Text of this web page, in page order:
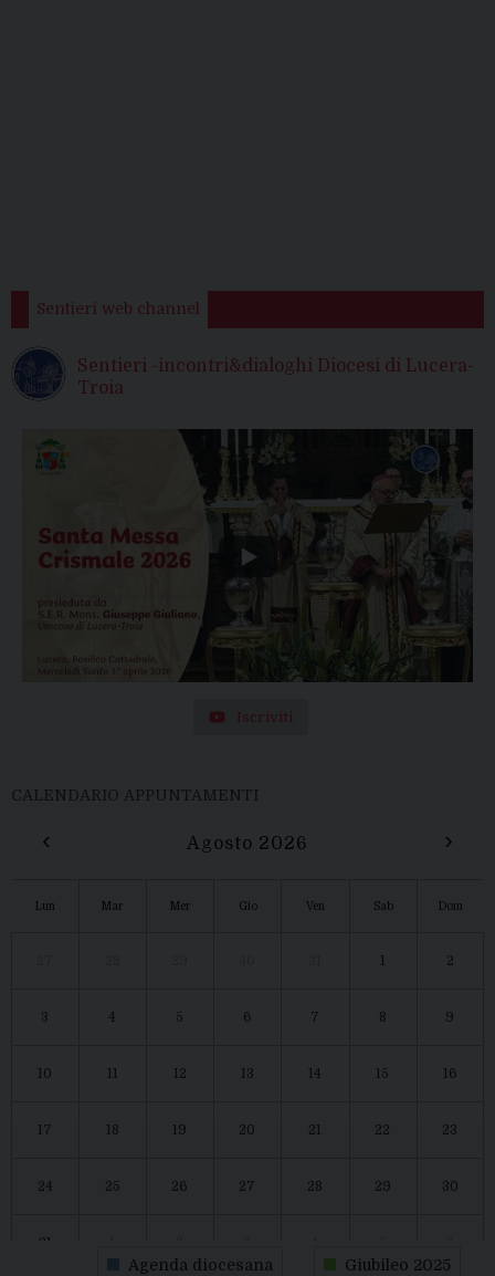
Sentieri web channel
Sentieri -incontri&dialoghi Diocesi di Lucera-
Troia
Iscriviti
CALENDARIO APPUNTAMENTI
‹ Agosto 2026 ›
Lun Mar Mer Gio Ven Sab Dom
2
3 4 5 6 7 8 9
10 12 13 14 15 16
17 18 19 20 21 22 23
24 25 26 27 28 29 30
31
Agenda diocesana Giubileo 2025